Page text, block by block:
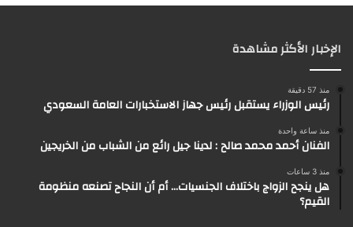
الإخبار الأكثر مشاهدة
منذ 57 دقيقة
رئيس الوزراء يستقبل رئيس جهاز الاستخبارات العامة السعودي
منذ ساعة واحدة
الفنان أحمد محمد صالح : لدينا جيل رائع من الشباب من الخريجين
منذ 3 ساعات
هل ينجح الزواج باختلاف الجنسيات… أم أن النجاح تصنعه منظومة
القيم؟